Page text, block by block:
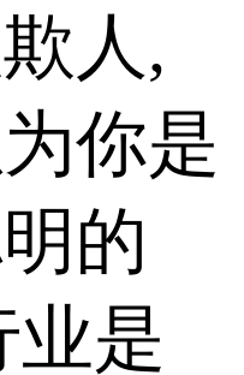
人,
你是
的
业是